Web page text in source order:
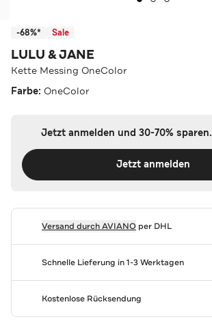
-68%* Sale
LULU & JANE
Kette Messing OneColor
Farbe: OneColor
Jetzt anmelden und 30-70% sparen.
Jetzt anmelden
Versand durchAVIANOper DHL
Schnelle Lieferung in 1-3 Werktagen
Kostenlose Rücksendung